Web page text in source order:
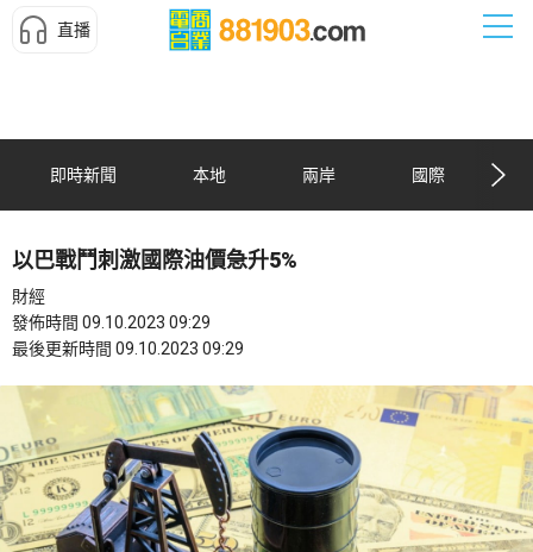
直播
即時新聞 本地 兩岸 國際
以巴戰鬥刺激國際油價急升5%
財經
發佈時間 09.10.2023 09:29
最後更新時間 09.10.2023 09:29